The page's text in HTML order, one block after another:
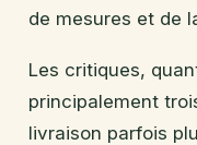
de mesures et de
Les critiques,
principalement
livraison parfois